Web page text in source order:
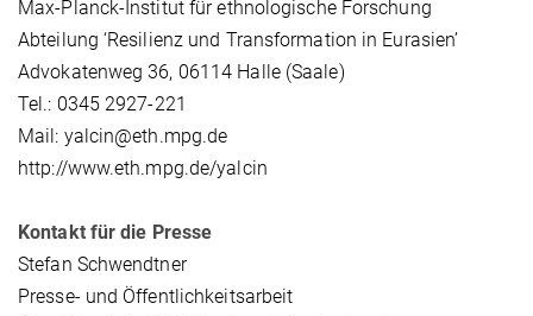
Max-Planck-Institut für ethnologische Forschung
Abteilung ‘Resilienz und Transformation in Eurasien’
Advokatenweg 36, 06114 Halle (Saale)
Tel.: 0345 2927-221
Mail: yalcin@eth.mpg.de
http://www.eth.mpg.de/yalcin
Kontakt für die Presse
Stefan Schwendtner
Presse- und Öffentlichkeitsarbeit